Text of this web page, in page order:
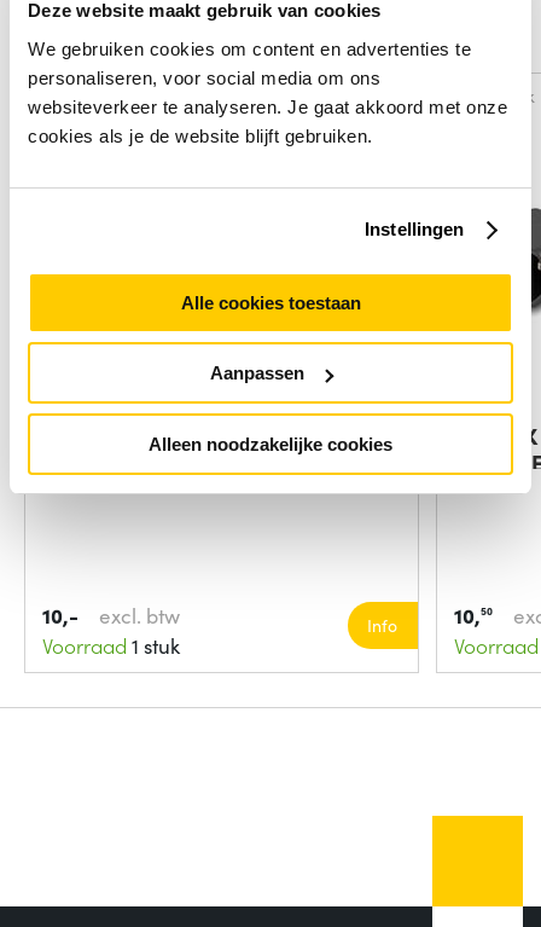
Deze website maakt gebruik van cookies
We gebruiken cookies om content en advertenties te
personaliseren, voor social media om ons
websiteverkeer te analyseren. Je gaat akkoord met onze
cookies als je de website blijft gebruiken.
Instellingen
Alle cookies toestaan
Aanpassen
Alleen noodzakelijke cookies
Alternatieven
Vergelijk
DeLOCK HDMI Adapter 19-p HDMI
10,-
excl. btw
Voorraad 1 stuk
Info
Vergelijk
kabels
10,50
Voorraad